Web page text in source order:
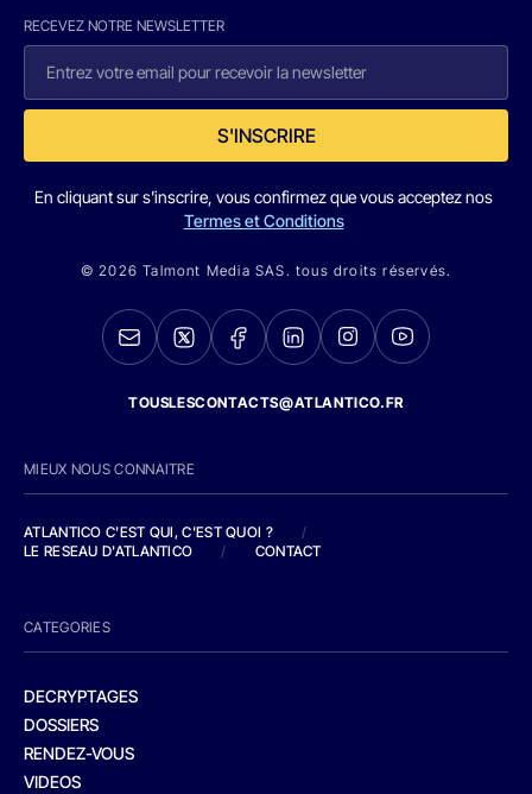
RECEVEZ NOTRE NEWSLETTER
S'INSCRIRE
En cliquant sur s'inscrire, vous confirmez que vous acceptez nos
Termes et Conditions
© 2026 Talmont Media SAS. tous droits réservés.
TOUSLESCONTACTS@ATLANTICO.FR
MIEUX NOUS CONNAITRE
ATLANTICO C'EST QUI, C'EST QUOI ?
/
LE RESEAU D'ATLANTICO
/ CONTACT
CATEGORIES
DECRYPTAGES
DOSSIERS
RENDEZ-VOUS
VIDEOS